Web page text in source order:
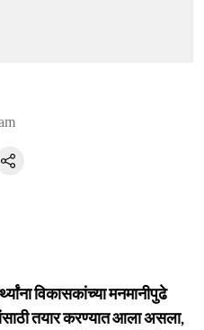
विकासकांच्या मनमानीपुढे
तयार करण्यात आला असला,